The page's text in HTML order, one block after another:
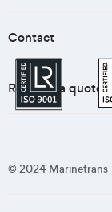
Contact
Request a quote
© 2024 Marinetrans